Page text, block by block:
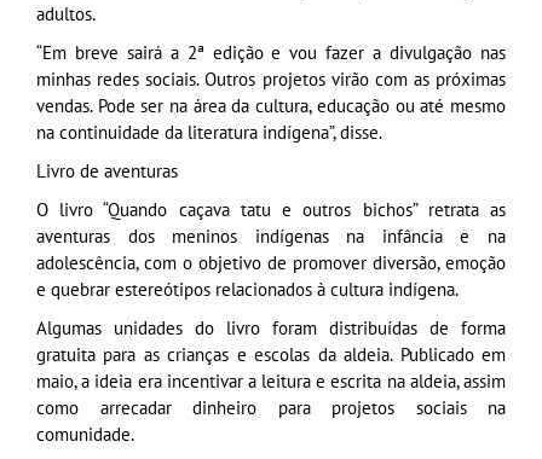
adultos.
“Em breve sairá a 2ª edição e vou fazer a divulgação nas
minhas redes sociais. Outros projetos virão com as próximas
vendas. Pode ser na área da cultura, educação ou até mesmo
na continuidade da literatura indígena”, disse.
Livro de aventuras
O livro “Quando caçava tatu e outros bichos” retrata as
aventuras dos meninos indígenas na infância e na
adolescência, com o objetivo de promover diversão, emoção
e quebrar estereótipos relacionados à cultura indígena.
Algumas unidades do livro foram distribuídas de forma
gratuita para as crianças e escolas da aldeia. Publicado em
maio, a ideia era incentivar a leitura e escrita na aldeia, assim
como arrecadar dinheiro para projetos sociais na
comunidade.